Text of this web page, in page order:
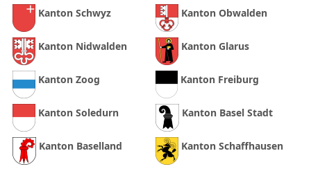
Kanton Schwyz Kanton Obwalden
Kanton Nidwalden Kanton Glarus
Kanton Zoog Kanton Freiburg
Kanton Soledurn Kanton Basel Stadt
Kanton Baselland Kanton Schaffhausen